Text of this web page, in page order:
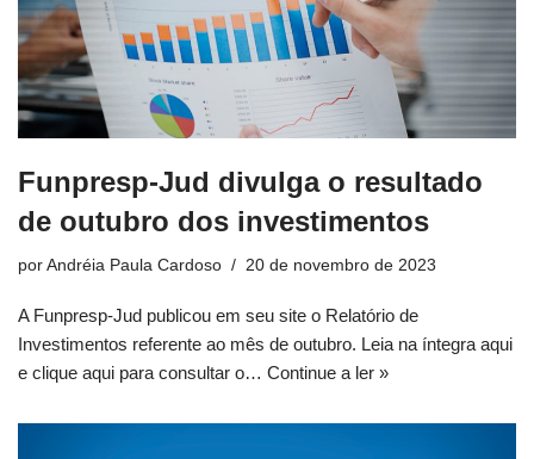
Funpresp-Jud divulga o resultado
de outubro dos investimentos
por Andréia Paula Cardoso 20 de novembro de 2023
A Funpresp-Jud publicou em seu site o Relatório de
Investimentos referente ao mês de outubro. Leia na íntegra aqui
e clique aqui para consultar o… Continue a ler »